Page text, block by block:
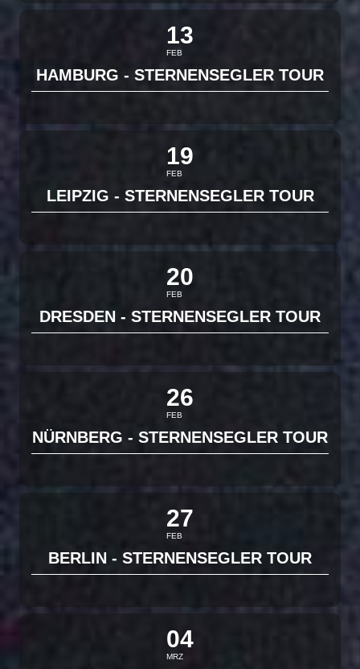
13
FEB
HAMBURG - STERNENSEGLER TOUR
19
FEB
LEIPZIG - STERNENSEGLER TOUR
20
FEB
DRESDEN - STERNENSEGLER TOUR
26
FEB
NÜRNBERG - STERNENSEGLER TOUR
27
FEB
BERLIN - STERNENSEGLER TOUR
04
MRZ